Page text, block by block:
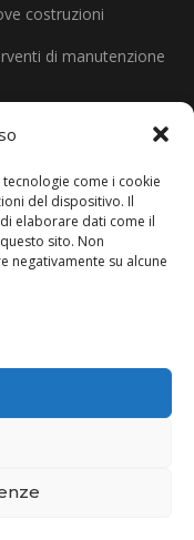
come i cookie
del dispositivo. Il
elaborare dati come il
sito. Non
negativamente su alcune
costruzioni
di manutenzione
46019, Viadana,
| REA MN - 263482